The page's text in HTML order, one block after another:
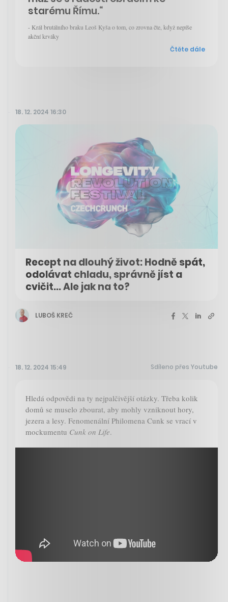
starému Římu.“
- Král brutálního braku Leoš Kyša o tom, co zrovna čte, když nepíše
akční krváky
Čtěte dále
18. 12. 2024 16:30
Recept na dlouhý život: Hodně spát,
odolávat chladu, správně jíst a
cvičit... Ale jak na to?
LUBOŠ KREČ
18. 12. 2024 15:49 Sdíleno přes Youtube
Hledá odpovědi na ty nejpalčivější otázky. Třeba kolik
domů se muselo zbourat, aby mohly vzniknout hory,
jezera a lesy. Fenomenální Philomena Cunk se vrací v
mockumentu Cunk on Life.